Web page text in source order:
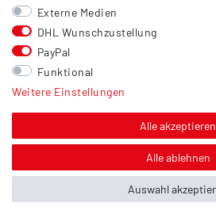
Zahlung
Vertrag widerrufen
Sonstiges
Hinweis zur Entsorgung von
Über uns
Externe Medien
DHL Wunschzustellung
PayPal
Funktional
Weitere Einstellungen
Alle akzeptieren
Alle ablehnen
Auswahl